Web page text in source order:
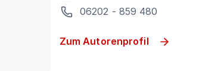
06202 - 859 480
Zum Autorenprofil